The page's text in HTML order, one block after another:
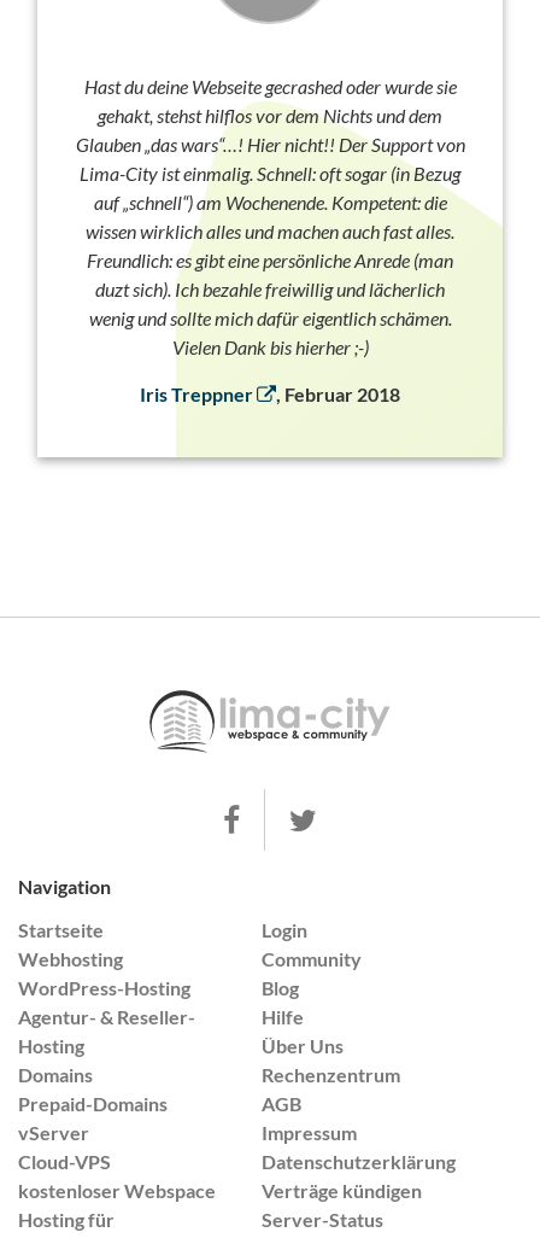
Hast du deine Webseite gecrashed oder wurde sie
gehakt, stehst hilflos vor dem Nichts und dem
Glauben „das wars“…! Hier nicht!! Der Support von
Lima-City ist einmalig. Schnell: oft sogar (in Bezug
auf „schnell“) am Wochenende. Kompetent: die
wissen wirklich alles und machen auch fast alles.
Freundlich: es gibt eine persönliche Anrede (man
duzt sich). Ich bezahle freiwillig und lächerlich
wenig und sollte mich dafür eigentlich schämen.
Vielen Dank bis hierher ;-)
Iris Treppner , Februar 2018
Navigation
Startseite
Webhosting
WordPress-Hosting
Agentur- & Reseller-
Hosting
Domains
Prepaid-Domains
vServer
Cloud-VPS
kostenloser Webspace
Hosting für
Login
Community
Blog
Hilfe
Über Uns
Rechenzentrum
AGB
Impressum
Datenschutzerklärung
Verträge kündigen
Server-Status